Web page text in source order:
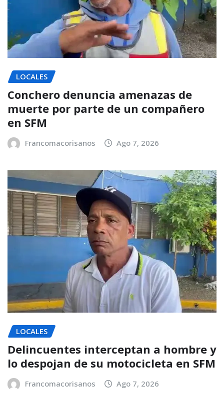
LOCALES
Conchero denuncia amenazas de
muerte por parte de un compañero
en SFM
Francomacorisanos Ago 7, 2026
LOCALES
Delincuentes interceptan a hombre y
lo despojan de su motocicleta en SFM
Francomacorisanos Ago 7, 2026